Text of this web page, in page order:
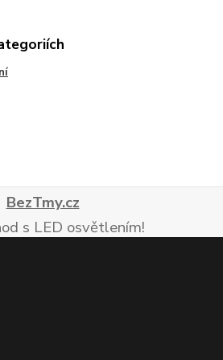
BezTmy.cz
s LED osvětlením!